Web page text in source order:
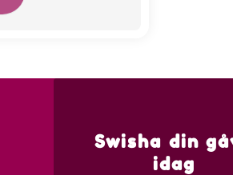
Swisha din
idag